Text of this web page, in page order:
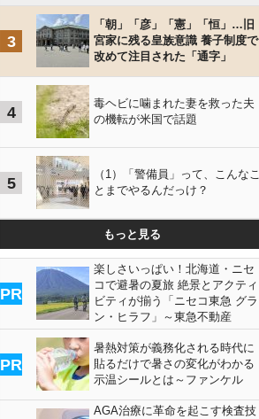
3
「朝」「彦」「憲」「恒」…旧
宮家に残る皇族意識 養子制度で
改めて注目された「通字」
4
毒ヘビに噛まれた妻を救った夫
の機転が米国で話題
5
（1）「警備員」って、こんなこ
とまでやるんだっけ？
もっと見る
PR
楽しさいっぱい！北海道・ニセ
コで避暑の夏旅 絶景とアクティ
ビティが揃う「ニセコ東急 グラ
ン・ヒラフ」～東急不動産
PR
暑熱対策が義務化される時代に
貼るだけで暑さの変化がわかる
示温シールとは～ファンケル
AGA治療に革命を起こす検査技